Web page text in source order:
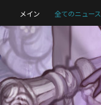
メイン 全てのニュース